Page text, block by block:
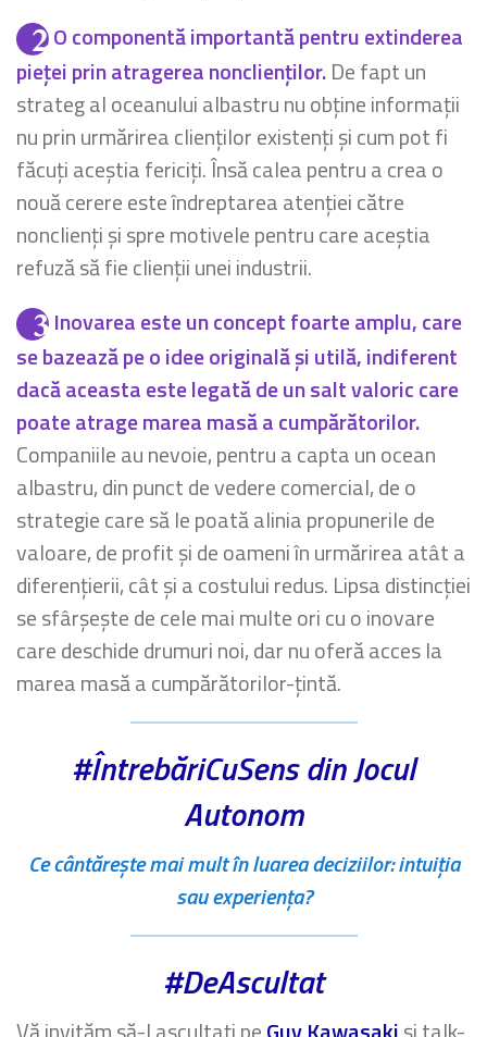
O componentă importantă pentru extinderea
pieței prin atragerea nonclienților.De fapt un
strateg al oceanului albastru nu obține informații
nu prin urmărirea clienților existenți și cum pot fi
făcuți aceștia fericiți. Însă calea pentru a crea o
nouă cerere este îndreptarea atenției către
nonclienți și spre motivele pentru care aceștia
refuză să fie clienții unei industrii.
Inovarea este un concept foarte amplu, care
se bazează pe o idee originală și utilă, indiferent
dacă aceasta este legată de un salt valoric care
poate atrage marea masă a cumpărătorilor.
Companiile au nevoie, pentru a capta un ocean
albastru, din punct de vedere comercial, de o
strategie care să le poată alinia propunerile de
valoare, de profit și de oameni în urmărirea atât a
diferențierii, cât și a costului redus. Lipsa distincției
se sfârșește de cele mai multe ori cu o inovare
care deschide drumuri noi, dar nu oferă acces la
marea masă a cumpărătorilor-țintă.
#ÎntrebăriCuSens din Jocul
Autonom
Ce cântărește mai mult în luarea deciziilor: intuiția
sau experiența?
#DeAscultat